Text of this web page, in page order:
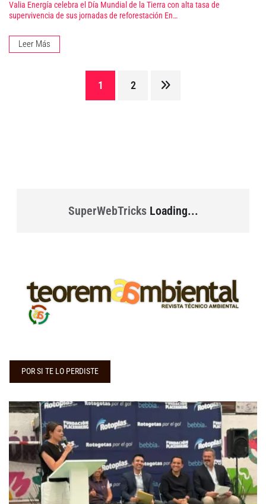
Valia Energía celebra el Día Mundial de la Tierra con alta tasa de
supervivencia de sus jornadas de reforestación En…
Leer Más
1 2
SuperWebTricksLoading...
POR SI TE LO PERDISTE